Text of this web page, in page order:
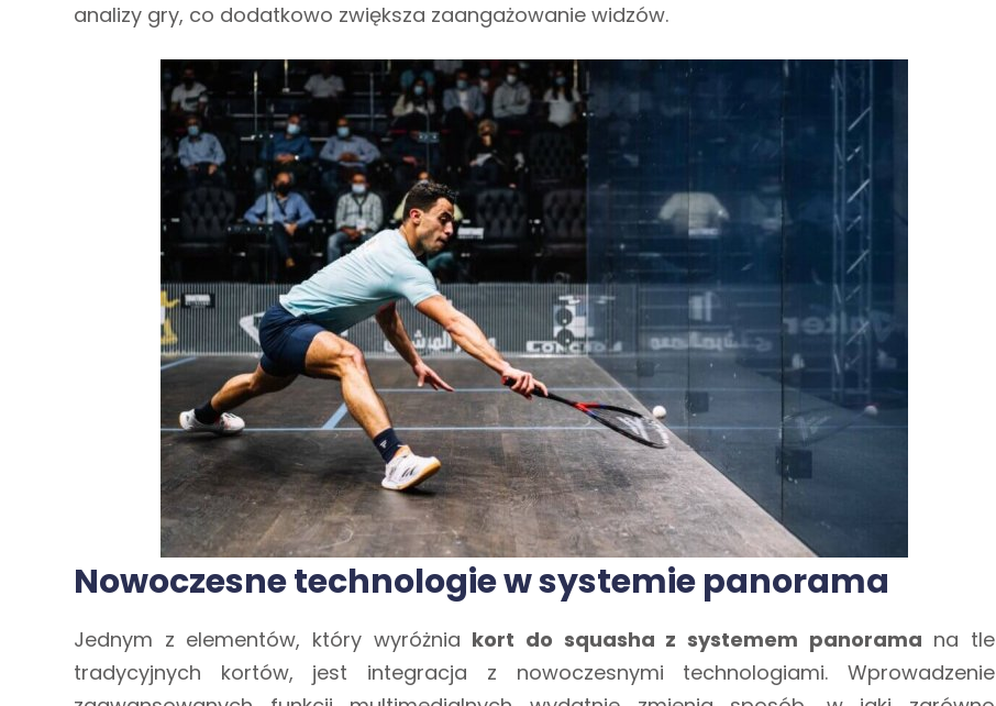
analizy gry, co dodatkowo zwiększa zaangażowanie widzów.
Nowoczesne technologie w systemie panorama
Jednym z elementów, który wyróżnia kort do squasha z systemem panorama na tle
tradycyjnych kortów, jest integracja z nowoczesnymi technologiami. Wprowadzenie